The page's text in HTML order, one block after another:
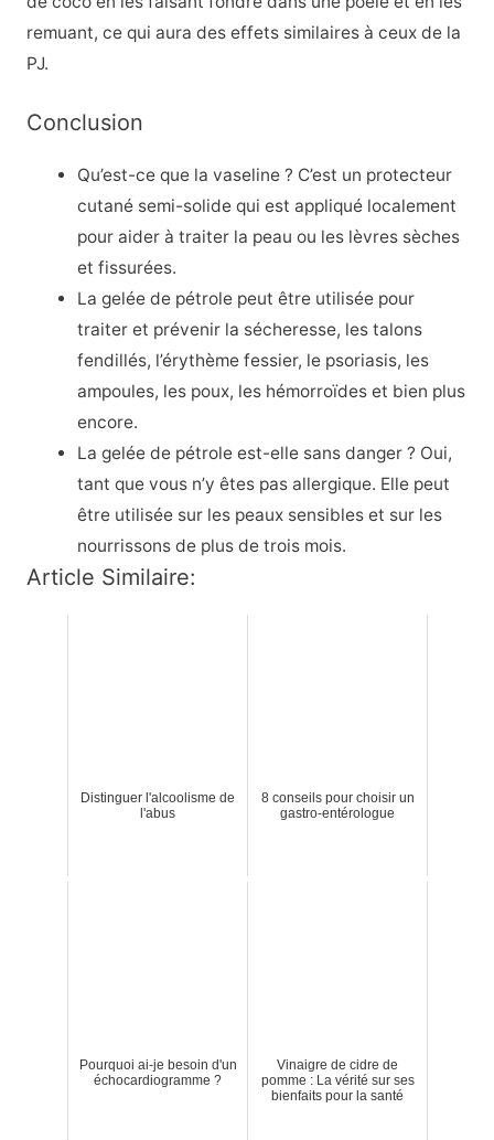
remuant, ce qui aura des effets similaires à ceux de la
PJ.
Conclusion
Qu’est-ce que la vaseline ? C’est un protecteur
cutané semi-solide qui est appliqué localement
pour aider à traiter la peau ou les lèvres sèches
et fissurées.
La gelée de pétrole peut être utilisée pour
traiter et prévenir la sécheresse, les talons
fendillés, l’érythème fessier, le psoriasis, les
ampoules, les poux, les hémorroïdes et bien plus
encore.
La gelée de pétrole est-elle sans danger ? Oui,
tant que vous n’y êtes pas allergique. Elle peut
être utilisée sur les peaux sensibles et sur les
nourrissons de plus de trois mois.
Article Similaire:
Distinguer l'alcoolisme de
l'abus
8 conseils pour choisir un
gastro-entérologue
Pourquoi ai-je besoin d'un
échocardiogramme ?
Vinaigre de cidre de
pomme : La vérité sur ses
bienfaits pour la santé